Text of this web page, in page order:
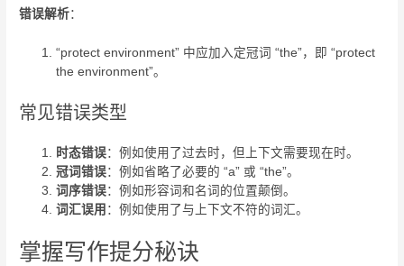
错误解析：
“protect environment” 中应加入定冠词 “the”，即 “protect
the environment”。
常见错误类型
时态错误：例如使用了过去时，但上下文需要现在时。
冠词错误：例如省略了必要的 “a” 或 “the”。
词序错误：例如形容词和名词的位置颠倒。
词汇误用 ：例如使用了与上下文不符的词汇。
掌握写作提分秘诀